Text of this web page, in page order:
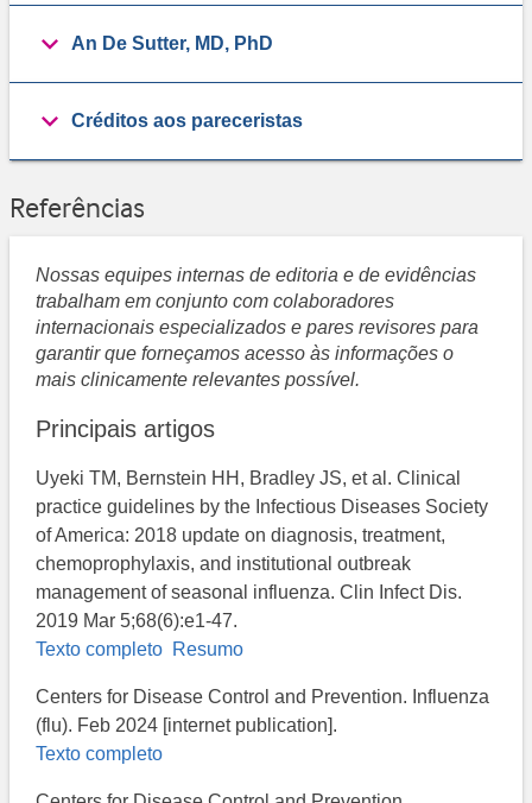
An De Sutter, MD, PhD
Créditos aos pareceristas
Referências
Nossas equipes internas de editoria e de evidências
trabalham em conjunto com colaboradores
internacionais especializados e pares revisores para
garantir que forneçamos acesso às informações o
mais clinicamente relevantes possível.
Principais artigos
Uyeki TM, Bernstein HH, Bradley JS, et al. Clinical
practice guidelines by the Infectious Diseases Society
of America: 2018 update on diagnosis, treatment,
chemoprophylaxis, and institutional outbreak
management of seasonal influenza. Clin Infect Dis.
2019 Mar 5;68(6):e1-47.
Texto completo Resumo
Centers for Disease Control and Prevention. Influenza
(flu). Feb 2024 [internet publication].
Texto completo